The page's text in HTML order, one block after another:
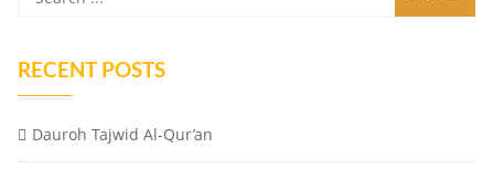
RECENT POSTS
Dauroh Tajwid Al-Qur’an